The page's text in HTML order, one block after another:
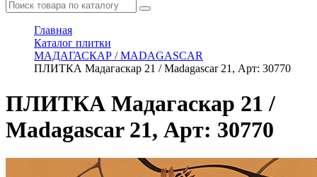
Главная
Каталог плитки
МАДАГАСКАР / MADAGASCAR
ПЛИТКА Мадагаскар 21 / Madagascar 21, Арт: 30770
ПЛИТКА Мадагаскар 21 /
Madagascar 21, Арт: 30770